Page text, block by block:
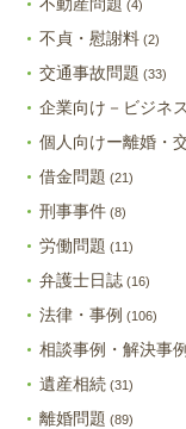
(4)
不貞・慰謝料(2)
交通事故問題 (33)
企業向け－ビジネ
個人向けー離婚・
借金問題 (21)
刑事事件(8)
労働問題 (11)
弁護士日誌(16)
法律・事例 (106)
相談事例・解決事例
遺産相続(31)
離婚問題 (89)